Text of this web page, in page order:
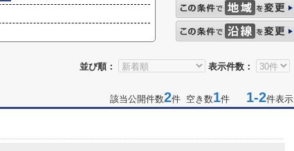
並び順： 表示件数：
該当公開件数2件 空き数1件 1-2件表示